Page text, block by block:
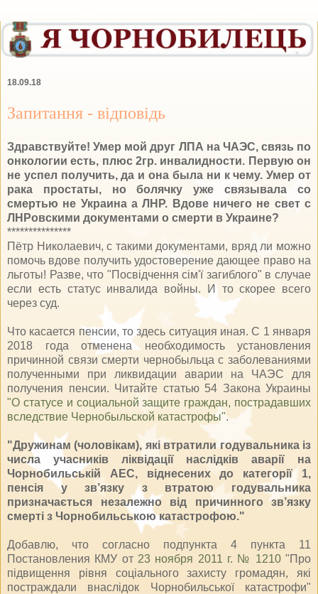
18.09.18
Запитання - відповідь
Здравствуйте! Умер мой друг ЛПА на ЧАЭС, связь по
онкологии есть, плюс 2гр. инвалидности. Первую он
не успел получить, да и она была ни к чему. Умер от
рака простаты, но болячку уже связывала со
смертью не Украина а ЛНР. Вдове ничего не свет с
ЛНРовскими документами о смерти в Украине?
***************
Пётр Николаевич, с такими документами, вряд ли можно
помочь вдове получить удостоверение дающее право на
льготы! Разве, что "Посвідчення сім'ї загиблого" в случае
если есть статус инвалида войны. И то скорее всего
через суд.
Что касается пенсии, то здесь ситуация иная. С 1 января
2018 года отменена необходимость установления
причинной связи смерти чернобыльца с заболеваниями
полученными при ликвидации аварии на ЧАЭС для
получения пенсии. Читайте статью 54 Закона Украины
"О статусе и социальной защите граждан, пострадавших
вследствие Чернобыльской катастрофы".
"Дружинам (чоловікам), які втратили годувальника із
числа учасників ліквідації наслідків аварії на
Чорнобильській АЕС, віднесених до категорії 1,
пенсія у зв’язку з втратою годувальника
призначається незалежно від причинного зв’язку
смерті з Чорнобильською катастрофою."
Добавлю, что согласно подпункта 4 пункта 11
Постановления КМУ от 23 ноября 2011 г. № 1210"Про
підвищення рівня соціального захисту громадян, які
постраждали внаслідок Чорнобильської катастрофи"